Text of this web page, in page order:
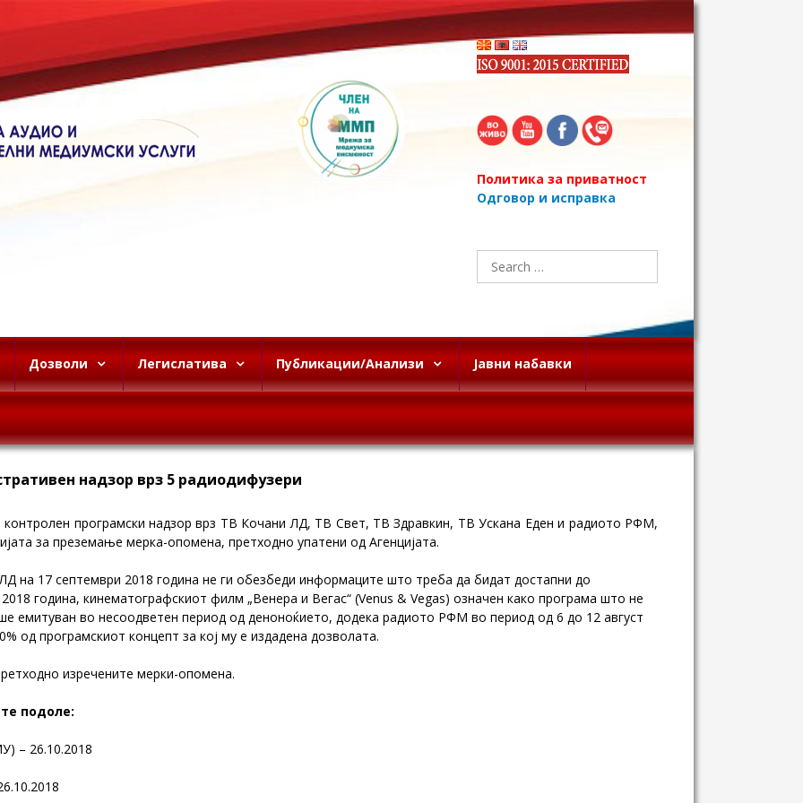
Политика за приватност
Одговор и исправка
Search
for:
Дозволи Легислатива Публикации/Анализи Јавни набавки
надзор врз 5 радиодифузери
контролен програмски надзор врз ТВ Кочани ЛД, ТВ Свет, ТВ Здравкин, ТВ Ускана Еден и радиото РФМ,
за преземање мерка-опомена, претходно упатени од Агенцијата.
на 17 септември 2018 година не ги обезбеди информаците што треба да бидат достапни до
година, кинематографскиот филм „Венера и Вегас“ (Venus & Vegas) означен како програма што не
емитуван во несоодветен период од деноноќието, додека радиото РФМ во период од 6 до 12 август
од програмскиот концепт за кој му е издадена дозволата.
изречените мерки-опомена.
подоле:
– 26.10.2018